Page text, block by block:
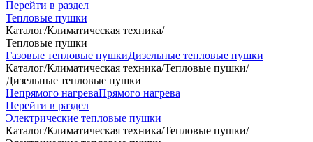
Перейти в раздел
Тепловые пушки
Каталог/Климатическая техника/
Тепловые пушки
Газовые тепловые пушкиДизельные тепловые пушки
Каталог/Климатическая техника/Тепловые пушки/
Дизельные тепловые пушки
Непрямого нагреваПрямого нагрева
Перейти в раздел
Электрические тепловые пушки
Каталог/Климатическая техника/Тепловые пушки/